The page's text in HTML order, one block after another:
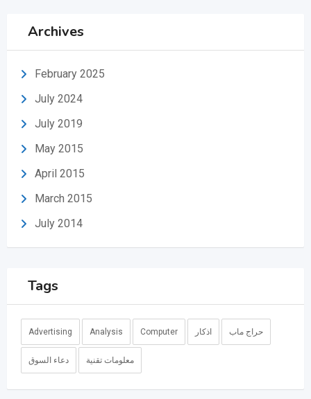
Archives
February 2025
July 2024
July 2019
May 2015
April 2015
March 2015
July 2014
Tags
Advertising Analysis Computer اذكار حراج ماب
دعاء السوق معلومات تقنية